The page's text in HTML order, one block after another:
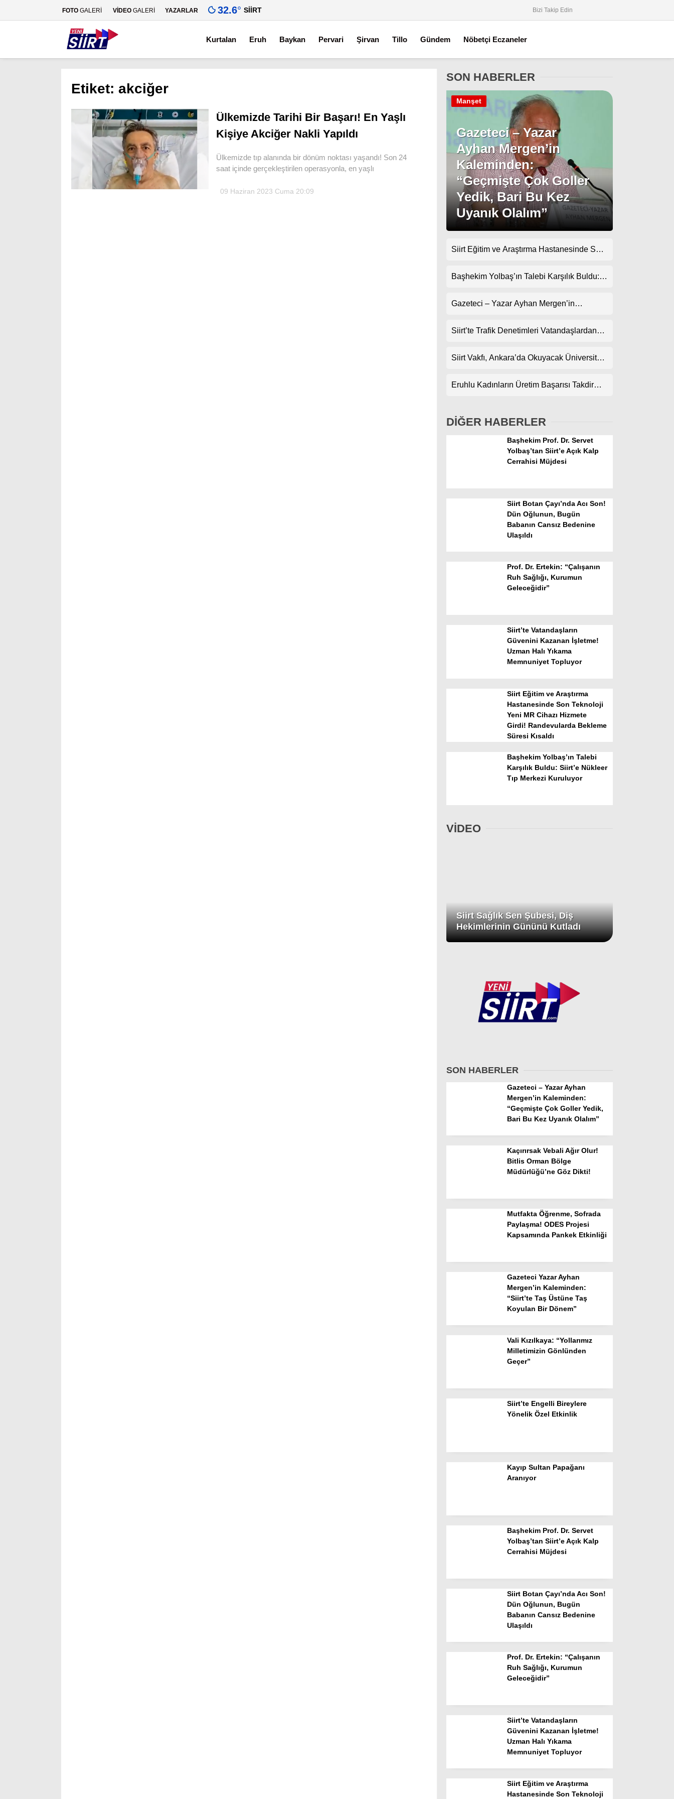
Gündem
Spor
Magazin
Instagram
FOTO GALERİ VİDEO GALERİ YAZARLAR 32.6° SIIRT Bizi Takip Edin
Kurtalan Eruh Baykan Pervari Şirvan Tillo Gündem Nöbetçi Eczaneler
Etiket: akciğer
Ülkemizde Tarihi Bir Başarı! En Yaşlı
Kişiye Akciğer Nakli Yapıldı
Ülkemizde tıp alanında bir dönüm noktası yaşandı! Son 24
saat içinde gerçekleştirilen operasyonla, en yaşlı
09 Haziran 2023 Cuma 20:09
SON HABERLER
Gazeteci – Yazar
Ayhan Mergen’in
Kaleminden:
“Geçmişte Çok Goller
Yedik, Bari Bu Kez
Uyanık Olalım”
Manşet
Siirt Eğitim ve Araştırma Hastanesinde Son
Randevularda Bekleme Süresi Kısaldı
Başhekim Yolbaş’ın Talebi Karşılık Buldu:
Gazeteci – Yazar Ayhan Mergen’in
Kuralları”
Siirt’te Trafik Denetimleri Vatandaşlardan
Siirt Vakfı, Ankara’da Okuyacak Üniversite
Eruhlu Kadınların Üretim Başarısı Takdir
DİĞER HABERLER
Başhekim Prof. Dr. Servet
Yolbaş’tan Siirt’e Açık Kalp
Cerrahisi Müjdesi
Siirt Botan Çayı’nda Acı Son!
Dün Oğlunun, Bugün
Babanın Cansız Bedenine
Ulaşıldı
Prof. Dr. Ertekin: “Çalışanın
Ruh Sağlığı, Kurumun
Geleceğidir”
Siirt’te Vatandaşların
Güvenini Kazanan İşletme!
Uzman Halı Yıkama
Memnuniyet Topluyor
Siirt Eğitim ve Araştırma
Hastanesinde Son Teknoloji
Yeni MR Cihazı Hizmete
Girdi! Randevularda Bekleme
Süresi Kısaldı
Başhekim Yolbaş’ın Talebi
Karşılık Buldu: Siirt’e Nükleer
Tıp Merkezi Kuruluyor
VİDEO
Siirt Sağlık Sen Şubesi, Diş
Hekimlerinin Gününü Kutladı
SON HABERLER
Gazeteci – Yazar Ayhan
Mergen’in Kaleminden:
“Geçmişte Çok Goller Yedik,
Bari Bu Kez Uyanık Olalım”
Kaçırırsak Vebali Ağır Olur!
Bitlis Orman Bölge
Müdürlüğü’ne Göz Dikti!
Mutfakta Öğrenme, Sofrada
Paylaşma! ODES Projesi
Kapsamında Pankek Etkinliği
Gazeteci Yazar Ayhan
Mergen’in Kaleminden:
“Siirt’te Taş Üstüne Taş
Koyulan Bir Dönem”
Vali Kızılkaya: “Yollarımız
Milletimizin Gönlünden
Geçer”
Siirt’te Engelli Bireylere
Yönelik Özel Etkinlik
Kayıp Sultan Papağanı
Aranıyor
Başhekim Prof. Dr. Servet
Yolbaş’tan Siirt’e Açık Kalp
Cerrahisi Müjdesi
Siirt Botan Çayı’nda Acı Son!
Dün Oğlunun, Bugün
Babanın Cansız Bedenine
Ulaşıldı
Prof. Dr. Ertekin: “Çalışanın
Ruh Sağlığı, Kurumun
Geleceğidir”
Siirt’te Vatandaşların
Güvenini Kazanan İşletme!
Uzman Halı Yıkama
Memnuniyet Topluyor
Siirt Eğitim ve Araştırma
Hastanesinde Son Teknoloji